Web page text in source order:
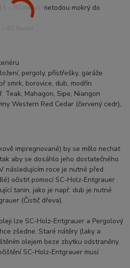
- 30 minut metodou mokrý do
48 hodin
pergoly, přístřešky, garáže
smrk, borovice, dub, modřín
Teak, Mahagon, Sipe, Niangon
Western Red Cedar (červený cedr),
impregnované) by se mělo nechat
aby se dosáhlo jeho dostatečného
následujícím roce je nutné před
očistit pomocí SC-Holz-Entgrauer
tanin, jako je např. dub je nutné
(Čistič dřeva).
lze SC-Holz-Entgrauer a Pergolový
zšedne. Staré nátěry (laky a
olejem beze zbytku odstraněny.
SC-Holz-Entgrauer musí